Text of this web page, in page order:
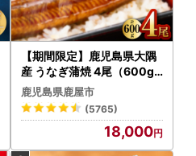
【期間限定】鹿児島県大隅
産 うなぎ蒲焼 4尾（600g
） KN007-004-04-cp18
うなぎ 鰻 魚 惣菜 総菜
鹿児島県鹿屋市
(5765)
18,000